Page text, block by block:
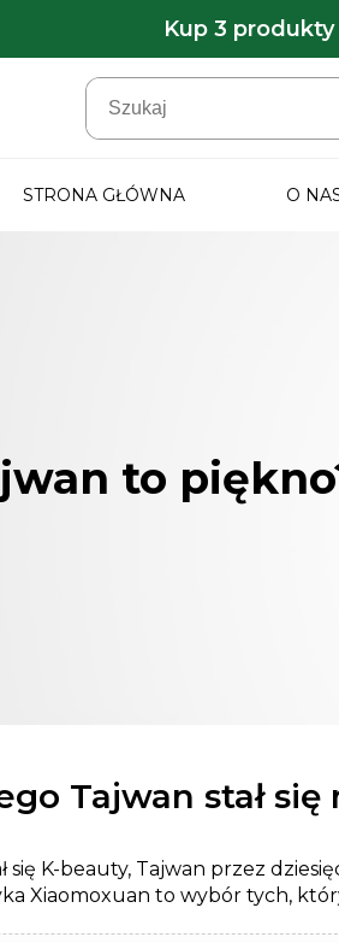
Kup 3
STRONA GŁÓWNA O
to
Tajwan stał
się K-beauty, Tajwan przez
Xiaomoxuan to wybór tych,